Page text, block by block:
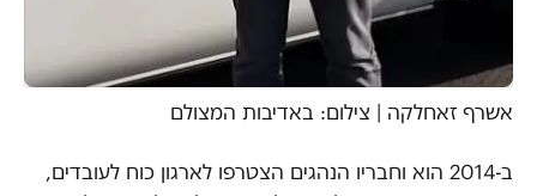
אשרף זאחלקה | צילום: באדיבות המצולם
ב-2014 הוא וחבריו הנהגים הצטרפו לארגון כוח לעובדים,